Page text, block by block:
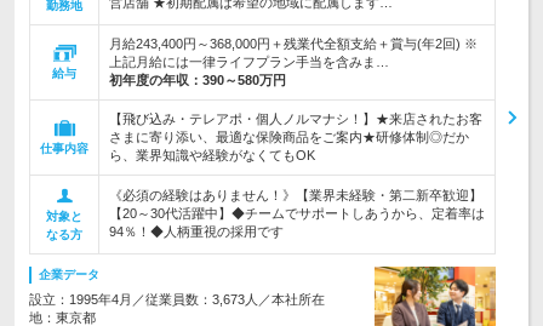
勤務地
給与
月給243,400円～368,000円＋残業代全額支給＋賞与(年2回) ※
上記月給には一律ライフプラン手当を含みま…
初年度の年収： 390～580万円
仕事内容
【飛び込み・テレアポ・個人ノルマナシ！】★来店されたお客
さまに寄り添い、最適な保険商品をご案内★研修体制◎だか
ら、業界知識や経験がなくてもOK
対象と
なる方
《必須の経験はありません！》【業界未経験・第二新卒歓迎】
【20～30代活躍中】◆チームでサポートしあうから、定着率は
94％！◆人柄重視の採用です
企業データ
設立：1995年4月／従業員数：3,673人／本社所在
地：東京都